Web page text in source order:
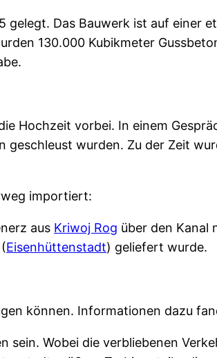
gelegt. Das Bauwerk ist auf einer
130.000 Kubikmeter
Hochzeit vorbei. In einem
wurden. Zu der Zeit
importiert:
aus Kriwoj Rog über den Kanal
Eisenhüttenstadt) geliefert wurde.
können. Informationen dazu
sein. Wobei die verbliebenen